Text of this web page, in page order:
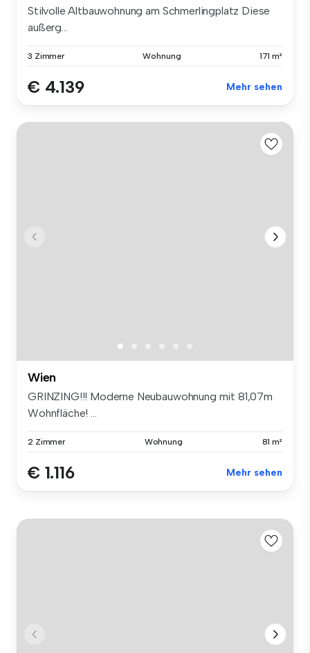
Stilvolle Altbauwohnung am Schmerlingplatz Diese
außerg...
3 Zimmer Wohnung 171 m²
€ 4.139 Mehr sehen
Wien
GRINZING!!! Moderne Neubauwohnung mit 81,07m
Wohnfläche! ...
2 Zimmer Wohnung 81 m²
€ 1.116 Mehr sehen